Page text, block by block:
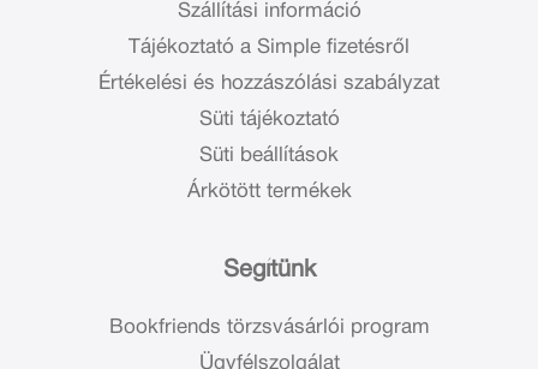
Szállítási információ
Tájékoztató a Simple fizetésről
Értékelési és hozzászólási szabályzat
Süti tájékoztató
Süti beállítások
Árkötött termékek
Segítünk
Bookfriends törzsvásárlói program
Ügyfélszolgálat